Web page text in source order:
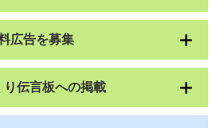
広告を募集
り伝言板への掲載